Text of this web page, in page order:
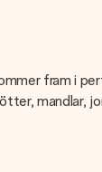
fram i